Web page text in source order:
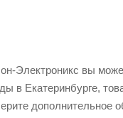
Электроникс вы
в Екатеринбурге,
дополнительное